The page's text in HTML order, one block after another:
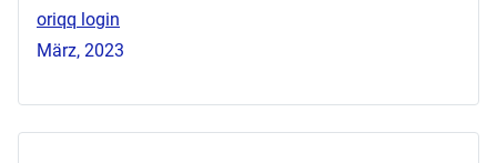
oriqq login
März, 2023